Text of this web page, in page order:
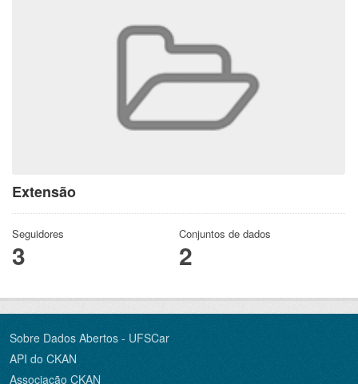
Extensão
Seguidores
3
Conjuntos de dados
2
Sobre Dados Abertos - UFSCar
API do CKAN
Associação CKAN